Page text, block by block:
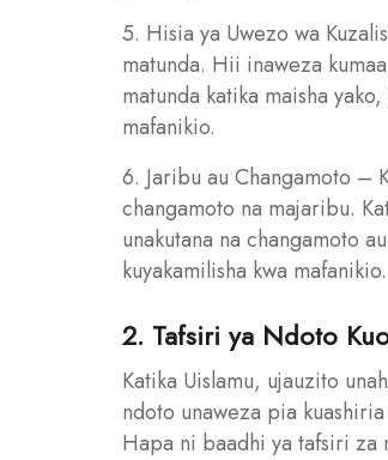
5. Hisia ya Uwezo wa
matunda. Hii inaweza
matunda katika maisha
mafanikio.
6. Jaribu au Changamoto –
changamoto na majaribu.
unakutana na changamoto
kuyakamilisha kwa mafanikio.
2. Tafsiri ya Ndoto
Katika Uislamu, ujauzito
ndoto unaweza pia
Hapa ni baadhi ya tafsiri za